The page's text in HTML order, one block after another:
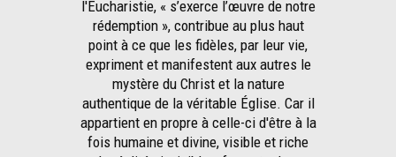
l'Eucharistie, « s’exerce l’œuvre de notre
rédemption », contribue au plus haut
point à ce que les fidèles, par leur vie,
expriment et manifestent aux autres le
mystère du Christ et la nature
authentique de la véritable Église. Car il
appartient en propre à celle-ci d'être à la
fois humaine et divine, visible et riche